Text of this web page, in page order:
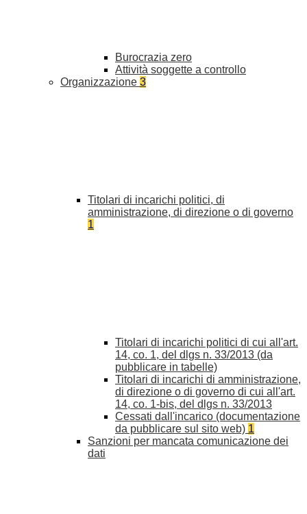
Burocrazia zero
Attività soggette a controllo
Organizzazione 3
Titolari di incarichi politici, di
amministrazione, di direzione o di governo
1
Titolari di incarichi politici di cui all'art.
14, co. 1, del dlgs n. 33/2013 (da
pubblicare in tabelle)
Titolari di incarichi di amministrazione,
di direzione o di governo di cui all'art.
14, co. 1-bis, del dlgs n. 33/2013
Cessati dall'incarico (documentazione
da pubblicare sul sito web) 1
Sanzioni per mancata comunicazione dei
dati